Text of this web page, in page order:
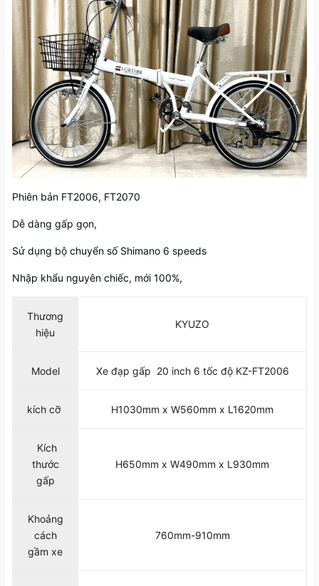
Phiên bản FT2006, FT2070
Dễ dàng gấp gọn,
Sử dụng bộ chuyển số Shimano 6 speeds
Nhập khẩu nguyên chiếc, mới 100%,
Thương
hiệu
KYUZO
Model Xe đạp gấp 20 inch 6 tốc độ KZ-FT2006
kích cỡ H1030mm x W560mm x L1620mm
Kích
thước
gấp
H650mm x W490mm x L930mm
Khoảng
cách
gầm xe
760mm-910mm